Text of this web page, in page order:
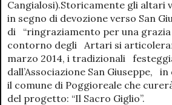
Cangialosi).Storicamente gli altari
in segno di devozione verso San
di “ringraziamento per una grazia
contorno degli Artari si
marzo 2014, i tradizionali
dall’Associazione San Giuseppe,
il comune di Poggioreale che
del progetto: “Il Sacro Giglio”.